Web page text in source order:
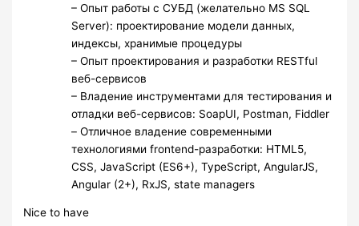
– Опыт работы с СУБД (желательно MS SQL
Server): проектирование модели данных,
индексы, хранимые процедуры
– Опыт проектирования и разработки RESTful
веб-сервисов
– Владение инструментами для тестирования и
отладки веб-сервисов: SoapUI, Postman, Fiddler
– Отличное владение современными
технологиями frontend-разработки: HTML5,
CSS, JavaScript (ES6+), TypeScript, AngularJS,
Angular (2+), RxJS, state managers
Nice to have